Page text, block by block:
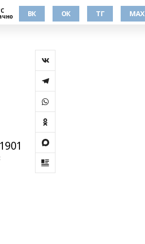
ВК ОК ТГ МАХ